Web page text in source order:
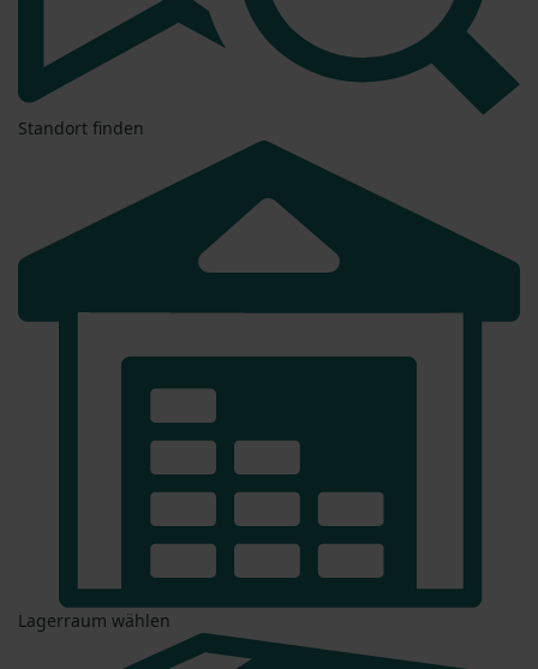
Standort finden
Lagerraum wählen